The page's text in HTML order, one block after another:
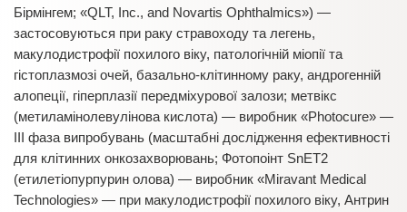
Бірмінгем; «QLT, Inc., and Novartis Ophthalmics») —
застосовуються при раку стравоходу та легень,
макулодистрофії похилого віку, патологічній міопії та
гістоплазмозі очей, базально-клітинному раку, андрогенній
алопеції, гіперплазії передміхурової залози; метвікс
(метиламінолевулінова кислота) — виробник «Photocure» —
III фаза випробувань (масштабні дослідження ефективності
для клітинних онкозахворювань; Фотопоінт SnET2
(етилетіопурпурин олова) — виробник «Miravant Medical
Technologies» — при макулодистрофії похилого віку, Антрин